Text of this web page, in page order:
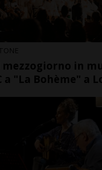
mezzogiorno in
a "La Bohème" a